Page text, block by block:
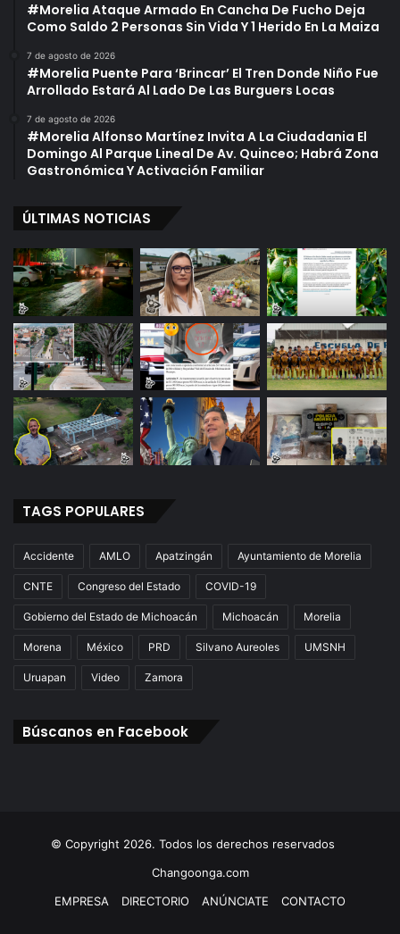
#Morelia Ataque Armado En Cancha De Fucho Deja
Como Saldo 2 Personas Sin Vida Y 1 Herido En La Maiza
7 de agosto de 2026
#Morelia Puente Para ‘Brincar’ El Tren Donde Niño Fue
Arrollado Estará Al Lado De Las Burguers Locas
7 de agosto de 2026
#Morelia Alfonso Martínez Invita A La Ciudadania El
Domingo Al Parque Lineal De Av. Quinceo; Habrá Zona
Gastronómica Y Activación Familiar
ÚLTIMAS NOTICIAS
TAGS POPULARES
Accidente AMLO Apatzingán Ayuntamiento de Morelia
CNTE Congreso del Estado COVID-19
Gobierno del Estado de Michoacán Michoacán Morelia
Morena México PRD Silvano Aureoles UMSNH
Uruapan Video Zamora
Búscanos en Facebook
© Copyright 2026. Todos los derechos reservados
Changoonga.com
EMPRESA
DIRECTORIO ANÚNCIATE CONTACTO